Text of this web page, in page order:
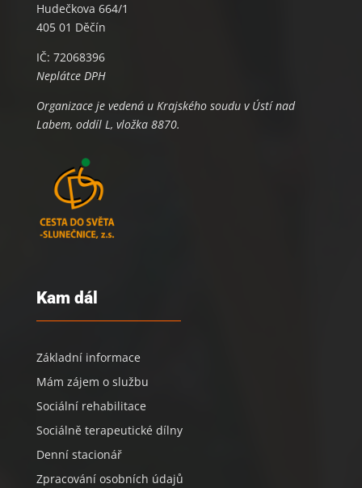
Hudečkova 664/1
405 01 Děčín
IČ: 72068396
Neplátce DPH
Organizace je vedená u Krajského soudu v Ústí nad
Labem, oddíl L, vložka 8870.
Kam dál
Základní informace
Mám zájem o službu
Sociální rehabilitace
Sociálně terapeutické dílny
Denní stacionář
Zpracování osobních údajů